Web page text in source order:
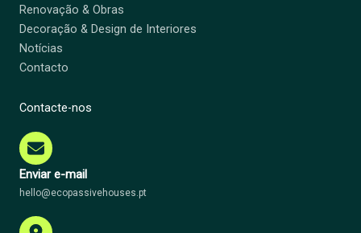
Renovação & Obras
Decoração & Design de Interiores
Notícias
Contacto
Contacte-nos
Enviar e-mail
hello@ecopassivehouses.pt